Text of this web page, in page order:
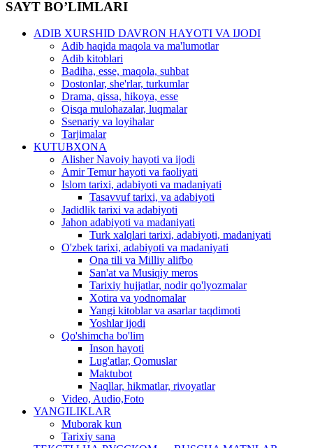
SAYT BO’LIMLARI
ADIB XURSHID DAVRON HAYOTI VA IJODI
Adib haqida maqola va ma'lumotlar
Adib kitoblari
Badiha, esse, maqola, suhbat
Dostonlar, she'rlar, turkumlar
Drama, qissa, hikoya, esse
Qisqa mulohazalar, luqmalar
Ssenariy va loyihalar
Tarjimalar
KUTUBXONA
Alisher Navoiy hayoti va ijodi
Amir Temur hayoti va faoliyati
Islom tarixi, adabiyoti va madaniyati
Tasavvuf tarixi, va adabiyoti
Jadidlik tarixi va adabiyoti
Jahon adabiyoti va madaniyati
Turk xalqlari tarixi, adabiyoti, madaniyati
O'zbek tarixi, adabiyoti va madaniyati
Ona tili va Milliy alifbo
San'at va Musiqiy meros
Tarixiy hujjatlar, nodir qo'lyozmalar
Xotira va yodnomalar
Yangi kitoblar va asarlar taqdimoti
Yoshlar ijodi
Qo'shimcha bo'lim
Inson hayoti
Lug'atlar, Qomuslar
Maktubot
Naqllar, hikmatlar, rivoyatlar
Video, Audio,Foto
YANGILIKLAR
Muborak kun
Tarixiy sana